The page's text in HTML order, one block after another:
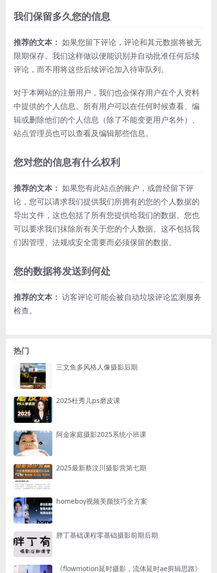
我们保留多久您的信息
推荐的文本： 如果您留下评论，评论和其元数据将被无
限期保存。我们这样做以便能识别并自动批准任何后续
评论，而不用将这些后续评论加入待审队列。
对于本网站的注册用户，我们也会保存用户在个人资料
中提供的个人信息。所有用户可以在任何时候查看、编
辑或删除他们的个人信息（除了不能变更用户名外）、
站点管理员也可以查看及编辑那些信息。
您对您的信息有什么权利
推荐的文本： 如果您有此站点的账户，或曾经留下评
论，您可以请求我们提供我们所拥有的您的个人数据的
导出文件，这也包括了所有您提供给我们的数据。您也
可以要求我们抹除所有关于您的个人数据。这不包括我
们因管理、法规或安全需要而必须保留的数据。
您的数据将发送到何处
推荐的文本： 访客评论可能会被自动垃圾评论监测服务
检查。
热门
三文鱼多风格人像摄影后期
2025杜秀儿ps磨皮课
阿金家庭摄影2025系统小班课
2025最新蔡汶川摄影营第七期
homeboy视频美颜技巧全方案
胖丁基础课程零基础摄影前期后期
《flowmotion延时摄影，流体延时ae剪辑思路》